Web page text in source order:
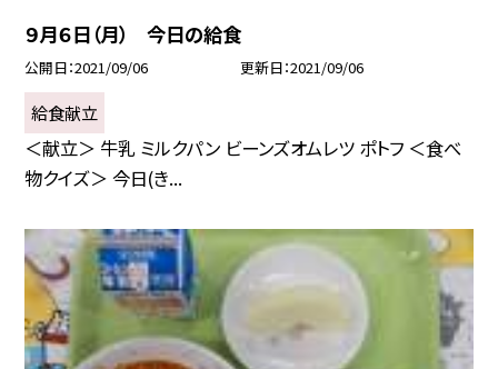
９月６日（月） 今日の給食
公開日 2021/09/06 更新日 2021/09/06
給食献立
＜献立＞ 牛乳 ミルクパン ビーンズオムレツ ポトフ ＜食べ
物クイズ＞ 今日(き...